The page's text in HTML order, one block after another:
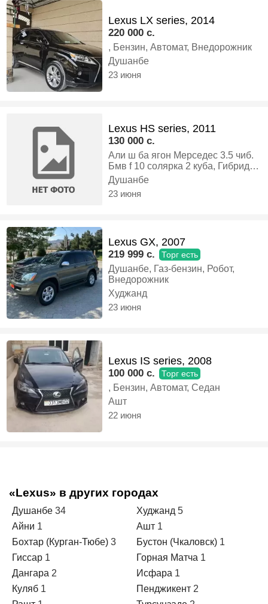
Lexus LX series, 2014
220 000 c.
, Бензин, Автомат, Внедорожник
Душанбе
23 июня
Lexus HS series, 2011
130 000 c.
Али ш ба ягон Мерседес 3.5 чиб.
Бмв f 10 солярка 2 куба, Гибрид,
Автомат, Седан
Душанбе
23 июня
Lexus GX, 2007
219 999 c. Торг есть
Душанбе, Газ-бензин, Робот,
Внедорожник
Худжанд
23 июня
Lexus IS series, 2008
100 000 c. Торг есть
, Бензин, Автомат, Седан
Ашт
22 июня
«Lexus» в других городах
Душанбе 34 Худжанд 5
Айни 1 Ашт 1
Бохтар (Курган-Тюбе) 3 Бустон (Чкаловск) 1
Гиссар 1 Горная Матча 1
Дангара 2 Исфара 1
Куляб 1 Пенджикент 2